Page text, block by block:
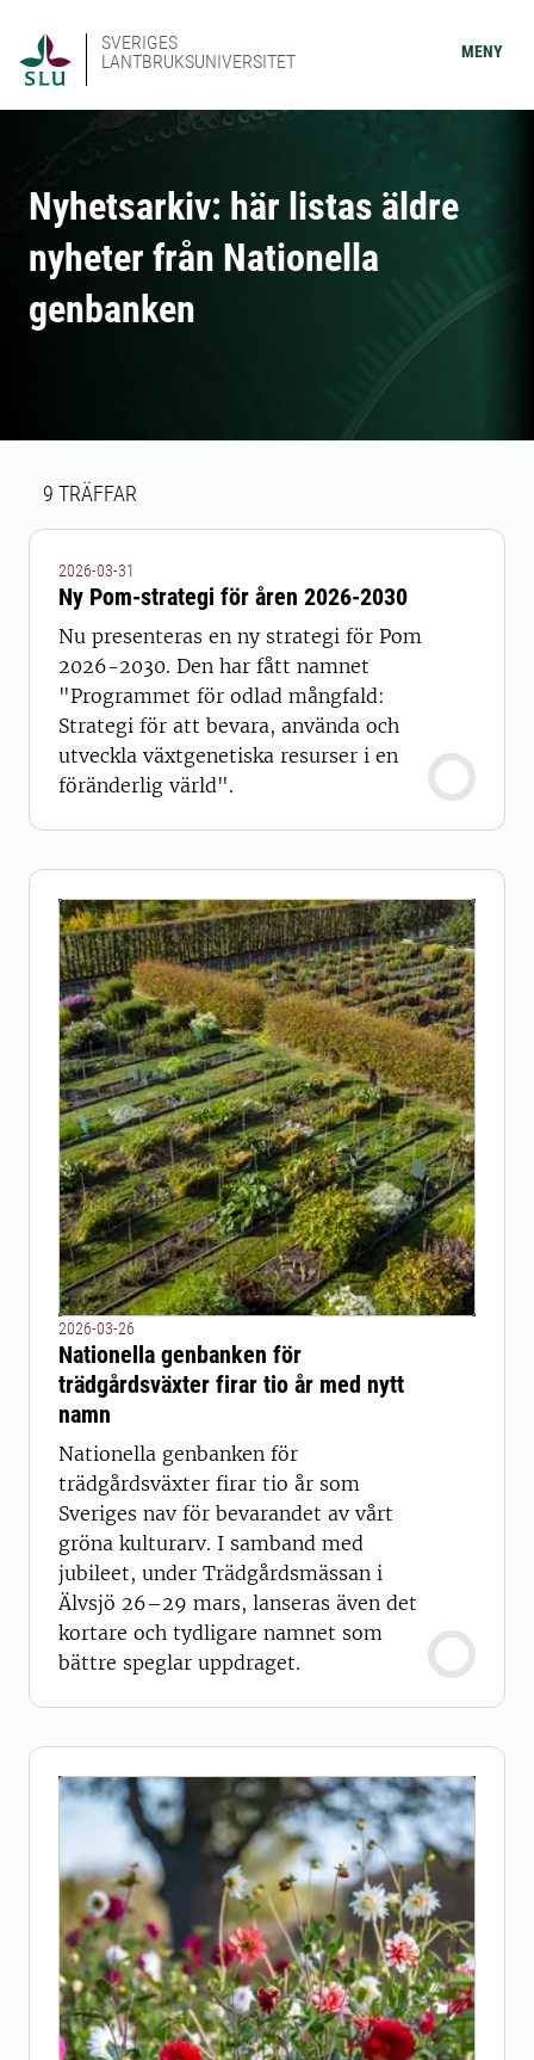
SVERIGES
LANTBRUKSUNIVERSITET
MENY
Nyhetsarkiv: här listas äldre
nyheter från Nationella
genbanken
Sökresultat
9 TRÄFFAR
2026-03-31
Ny Pom-strategi för åren 2026-2030
Nu presenteras en ny strategi för Pom
2026-2030. Den har fått namnet
"Programmet för odlad mångfald:
Strategi för att bevara, använda och
utveckla växtgenetiska resurser i en
föränderlig värld".
2026-03-26
Nationella genbanken för
trädgårdsväxter firar tio år med nytt
namn
Nationella genbanken för
trädgårdsväxter firar tio år som
Sveriges nav för bevarandet av vårt
gröna kulturarv. I samband med
jubileet, under Trädgårdsmässan i
Älvsjö 26–29 mars, lanseras även det
kortare och tydligare namnet som
bättre speglar uppdraget.